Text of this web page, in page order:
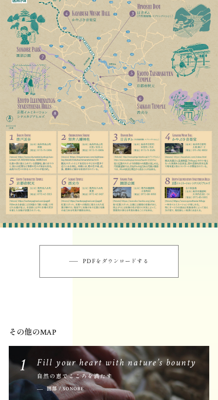
PDFをダウンロードする
その他のMAP
1 Fill your heart with nature’s bounty
自然の恵でこころを満たす
園部 / SONOBE